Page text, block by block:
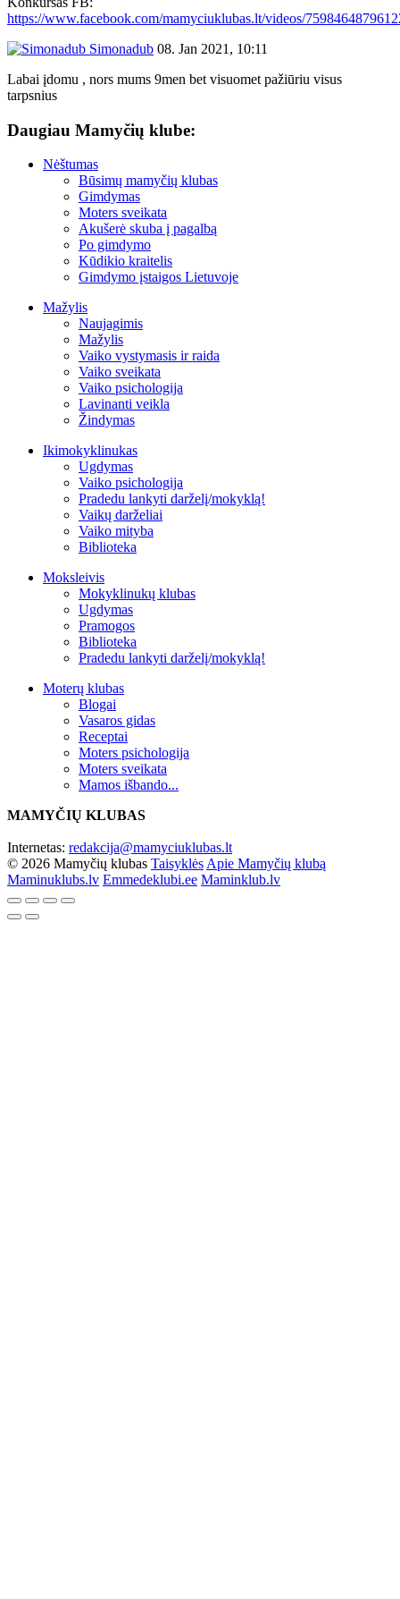
https://www.facebook.com/mamyciuklubas.lt/videos/
Simonadub 08. Jan 2021, 10:11
Labai įdomu , nors mums 9men bet visuomet pažiūriu visus
tarpsnius
Daugiau Mamyčių klube:
Nėštumas
Būsimų mamyčių klubas
Gimdymas
Moters sveikata
Akušerė skuba į pagalbą
Po gimdymo
Kūdikio kraitelis
Gimdymo įstaigos Lietuvoje
Mažylis
Naujagimis
Mažylis
Vaiko vystymasis ir raida
Vaiko sveikata
Vaiko psichologija
Lavinanti veikla
Žindymas
Ikimokyklinukas
Ugdymas
Vaiko psichologija
Pradedu lankyti darželį/mokyklą!
Vaikų darželiai
Vaiko mityba
Biblioteka
Moksleivis
Mokyklinukų klubas
Ugdymas
Pramogos
Biblioteka
Pradedu lankyti darželį/mokyklą!
Moterų klubas
Blogai
Vasaros gidas
Receptai
Moters psichologija
Moters sveikata
Mamos išbando...
MAMYČIŲ KLUBAS
Internetas: redakcija@mamyciuklubas.lt
© 2026 Mamyčių klubas Taisyklės Apie Mamyčių klubą
Maminuklubs.lv Emmedeklubi.ee Maminklub.lv